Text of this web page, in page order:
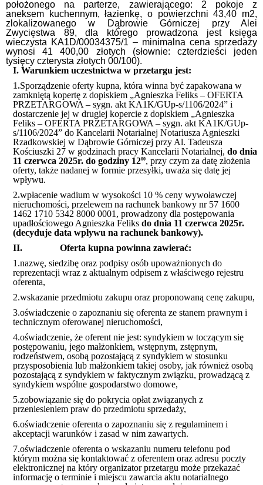
położonego na parterze, zawierającego: 2 pokoje z
aneksem kuchennym, łazienkę, o powierzchni 43,40 m2,
zlokalizowanego w Dąbrowie Górniczej przy Alei
Zwycięstwa 89, dla którego prowadzona jest księga
wieczysta KA1D/00034375/1 – minimalna cena sprzedaży
wynosi 41 400,00 złotych (słownie: czterdzieści jeden
tysięcy czterysta złotych 00/100).
I. Warunkiem uczestnictwa w przetargu jest:
1.Sporządzenie oferty kupna, która winna być zapakowana w
zamkniętą kopertę z dopiskiem „Agnieszka Feliks – OFERTA
PRZETARGOWA – sygn. akt KA1K/GUp-s/1106/2024” i
dostarczenie jej w drugiej kopercie z dopiskiem „Agnieszka
Feliks – OFERTA PRZETARGOWA – sygn. akt KA1K/GUp-
s/1106/2024” do Kancelarii Notarialnej Notariusza Agnieszki
Rzadkowskiej w Dąbrowie Górniczej przy Al. Tadeusza
Kościuszki 27 w godzinach pracy Kancelarii Notarialnej, do dnia
11 czerwca 2025r. do godziny 1200, przy czym za datę złożenia
oferty, także nadanej w formie przesyłki, uważa się datę jej
wpływu.
2.wpłacenie wadium w wysokości 10 % ceny wywoławczej
nieruchomości, przelewem na rachunek bankowy nr 57 1600
1462 1710 5342 8000 0001, prowadzony dla postępowania
upadłościowego Agnieszka Feliks do dnia 11 czerwca 2025r.
(decyduje data wpływu na rachunek bankowy).
II. Oferta kupna powinna zawierać:
1.nazwę, siedzibę oraz podpisy osób upoważnionych do
reprezentacji wraz z aktualnym odpisem z właściwego rejestru
oferenta,
2.wskazanie przedmiotu zakupu oraz proponowaną cenę zakupu,
3.oświadczenie o zapoznaniu się oferenta ze stanem prawnym i
technicznym oferowanej nieruchomości,
4.oświadczenie, że oferent nie jest: syndykiem w toczącym się
postępowaniu, jego małżonkiem, wstępnym, zstępnym,
rodzeństwem, osobą pozostającą z syndykiem w stosunku
przysposobienia lub małżonkiem takiej osoby, jak również osobą
pozostającą z syndykiem w faktycznym związku, prowadzącą z
syndykiem wspólne gospodarstwo domowe,
5.zobowiązanie się do pokrycia opłat związanych z
przeniesieniem praw do przedmiotu sprzedaży,
6.oświadczenie oferenta o zapoznaniu się z regulaminem i
akceptacji warunków i zasad w nim zawartych.
7.oświadczenie oferenta o wskazaniu numeru telefonu pod
którym można się kontaktować z oferentem oraz adresu poczty
elektronicznej na który organizator przetargu może przekazać
informację o terminie i miejscu zawarcia aktu notarialnego